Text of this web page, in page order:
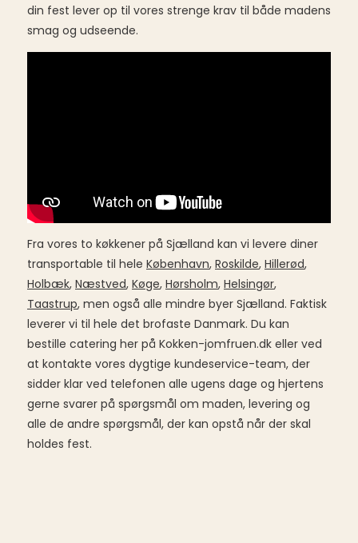
din fest lever op til vores strenge krav til både madens
smag og udseende.
Fra vores to køkkener på Sjælland kan vi levere diner
transportable til hele København, Roskilde, Hillerød,
Holbæk, Næstved, Køge, Hørsholm, Helsingør,
Taastrup, men også alle mindre byer Sjælland. Faktisk
leverer vi til hele det brofaste Danmark. Du kan
bestille catering her på Kokken-jomfruen.dk eller ved
at kontakte vores dygtige kundeservice-team, der
sidder klar ved telefonen alle ugens dage og hjertens
gerne svarer på spørgsmål om maden, levering og
alle de andre spørgsmål, der kan opstå når der skal
holdes fest.